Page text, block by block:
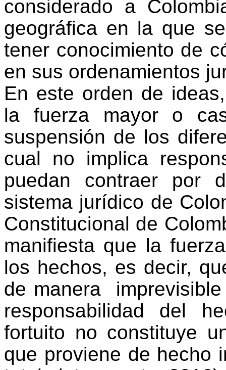
considerado a
geográfica en la que
tener conocimiento de
en sus ordenamientos
En este orden de
la fuerza mayor o
suspensión de los
cual no implica
puedan contraer por
sistema jurídico de
Constitucional de
manifiesta que la
los hechos, es decir,
de manera
responsabilidad del
fortuito no constituye
que proviene de hecho